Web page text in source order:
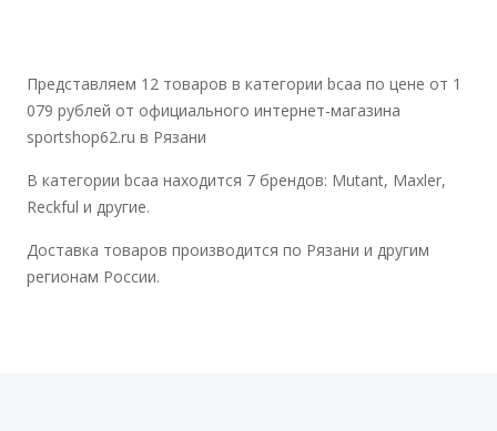
Представляем 12 товаров в категории bcaa по цене от 1
079 рублей от официального интернет-магазина
sportshop62.ru в Рязани
В категории bcaa находится 7 брендов: Mutant, Maxler,
Reckful и другие.
Доставка товаров производится по Рязани и другим
регионам России.